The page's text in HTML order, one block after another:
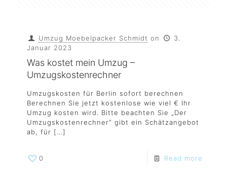
Umzug Moebelpacker Schmidt on
3.
Januar 2023
Was kostet mein Umzug –
Umzugskostenrechner
Umzugskosten für Berlin sofort berechnen
Berechnen Sie jetzt kostenlose wie viel € Ihr
Umzug kosten wird. Bitte beachten Sie „Der
Umzugskostenrechner“ gibt ein Schätzangebot
ab, für […]
0 Read more